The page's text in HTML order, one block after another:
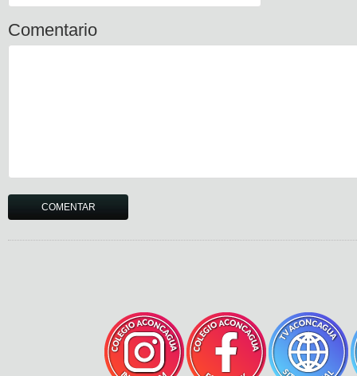
Comentario